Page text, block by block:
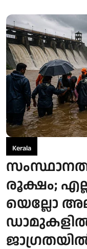
Kerala
രൂക്ഷം;
യെല്ലോ